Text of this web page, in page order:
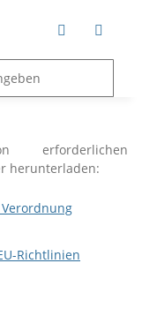
herunterladen:
Verordnung
Richtlinien